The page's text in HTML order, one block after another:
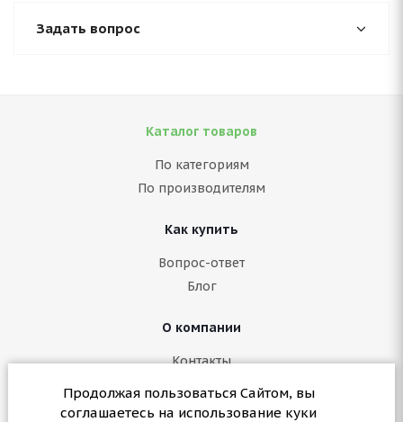
Продолжая пользоваться Сайтом, вы
соглашаетесь на использование куки
Задать вопрос
Каталог товаров
По категориям
По производителям
Как купить
Вопрос-ответ
Блог
О компании
Контакты
Политика конфиденциальности
Согласие на обработку персональных данных